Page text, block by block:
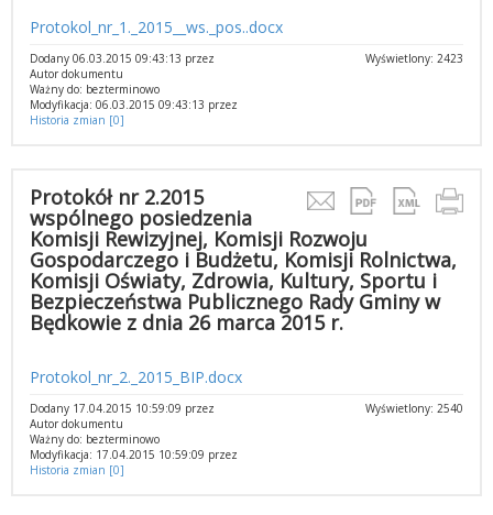
Protokol_nr_1._2015__ws._pos..docx
Wyświetlony: 2423
Dodany 06.03.2015 09:43:13 przez
Autor dokumentu
Ważny do: bezterminowo
Modyfikacja: 06.03.2015 09:43:13 przez
Historia zmian [0]
Protokół nr 2.2015
wspólnego posiedzenia
Komisji Rewizyjnej, Komisji Rozwoju
Gospodarczego i Budżetu, Komisji Rolnictwa,
Komisji Oświaty, Zdrowia, Kultury, Sportu i
Bezpieczeństwa Publicznego Rady Gminy w
Będkowie z dnia 26 marca 2015 r.
Protokol_nr_2._2015_BIP.docx
Wyświetlony: 2540
Dodany 17.04.2015 10:59:09 przez
Autor dokumentu
Ważny do: bezterminowo
Modyfikacja: 17.04.2015 10:59:09 przez
Historia zmian [0]